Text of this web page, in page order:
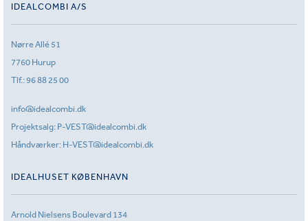
IDEALCOMBI A/S
Nørre Allé 51
7760 Hurup
Tlf.:96 88 25 00
info@idealcombi.dk
Projektsalg: P-VEST@idealcombi.dk
Håndværker: H-VEST@idealcombi.dk
IDEALHUSET KØBENHAVN
Arnold Nielsens Boulevard 134